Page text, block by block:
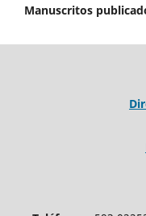
Manuscritos